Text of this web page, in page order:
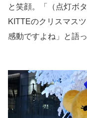
と笑顔。「（点灯ボ
KITTEのクリスマス
感動ですよね」と語っ